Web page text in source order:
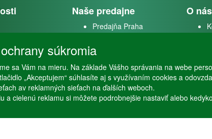
Naše predajne
Predajňa Praha
Predajňa Vysoké Mýto
O nás
Copyright © Stöckl spol. s r. o. 2020, powered byABRA E-
súkromia
sa Vám na mieru. Na základe Vášho správania na webe
„Akceptujem“ súhlasíte aj s využívaním cookies a
av reklamných sieťach na ďalších weboch.
a cielenú reklamu si môžete podrobnejšie nastaviť alebo